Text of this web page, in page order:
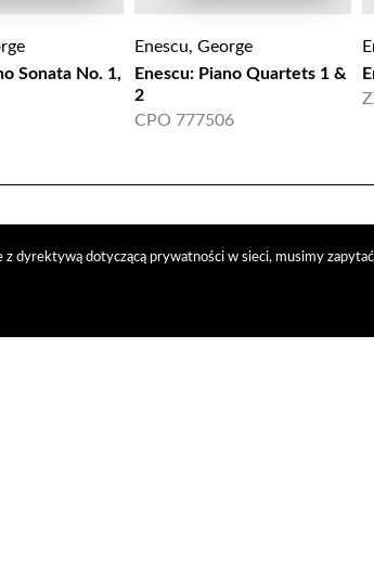
z dyrektywą dotyczącą prywatności w sieci, musimy
Sonata No. 1,
Enescu, George
Enescu: Piano Quartets 1 &
2
CPO 777506